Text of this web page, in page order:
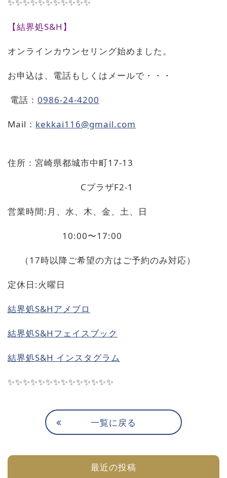
✨✨✨✨✨✨✨✨✨✨✨
【結界処S&H 】
オンラインカウンセリング始めました。
お申込は、電話もしくはメールで・・・
電話： 0986-24-4200
Mail ： kekkai116@gmail.com
住所：宮崎県都城市中町17-13
CプラザF2-1
営業時間: 月、水、木、金、土、日
10:00〜17:00
（17時以降ご希望の方はご予約のみ対応）
定休日 :火曜日
結界処S&Hアメブロ
結界処S&Hフェイスブック
結界処S&H インスタグラム
✨✨✨✨✨✨✨✨✨✨✨✨✨✨
一覧に戻る
最近の投稿